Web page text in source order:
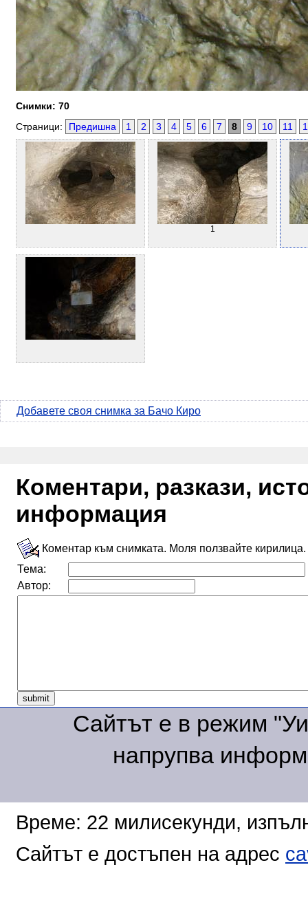
Снимки: 70
Страници:
Предишна 1 2 3 4 5 6 7 8 9 10 11
1
Добавете своя снимка за Бачо Киро
Коментари, разкази,
информация
Коментар към снимката. Моля ползвайте кирилица.
Тема:
Автор:
Сайтът е в режим
напрупва
Време: 22 милисекунди,
Сайтът е достъпен на адрес